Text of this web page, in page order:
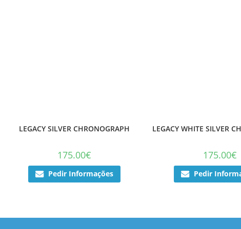
LEGACY SILVER CHRONOGRAPH
175.00€
Pedir Informações
LEGACY WHITE SILVER
175.00€
Pedir